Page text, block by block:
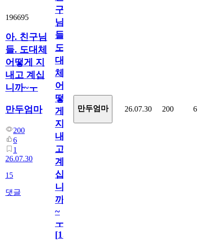
196695
아. 친구님
들. 도대체
어떻게 지
내고 계십
니까~ㅜ
만두엄마
200
6
1
26.07.30
15
댓글
구
님
들.
도
대
체
어
떻
게
지
내
고
계
십
니
까
~
ㅜ
[15
만두엄마 26.07.30 200 6